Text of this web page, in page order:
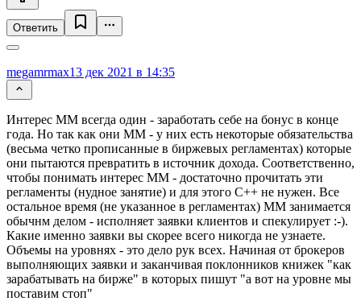
Ответить
megamrmax13 дек 2021 в 14:35
Интерес ММ всегда один - заработать себе на бонус в конце
года. Но так как они ММ - у них есть некоторые обязательства
(весьма четко прописанные в биржевых регламентах) которые
они пытаются превратить в источник дохода. Соответственно,
чтобы понимать интерес ММ - достаточно прочитать эти
регламенты (нудное занятие) и для этого С++ не нужен. Все
остальное время (не указанное в регламентах) ММ занимается
обычнм делом - исполняет заявки клиентов и спекулирует :-).
Какие именно заявки вы скорее всего никогда не узнаете.
Объемы на уровнях - это дело рук всех. Начиная от брокеров
выполняющих заявки и заканчивая поклонников книжек "как
зарабатывать на бирже" в которых пишут "а вот на уровне мы
поставим стоп"